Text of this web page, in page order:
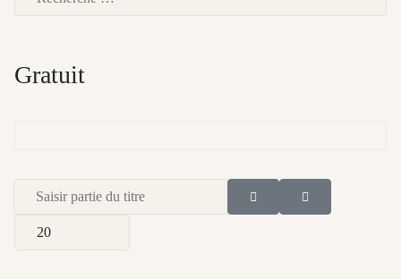
Gratuit
Saisir partie du titre
Afficher #